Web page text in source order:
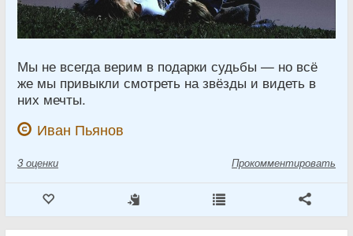
Мы не всегда верим в подарки судьбы — но всё
же мы привыкли смотреть на звёзды и видеть в
них мечты.
Иван Пьянов
3 оценки Прокомментировать